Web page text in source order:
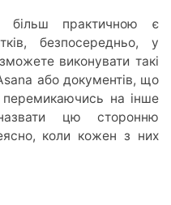
практичною є
безпосередньо, у
виконувати такі
або документів, що
на інше
цю сторонню
коли кожен з них